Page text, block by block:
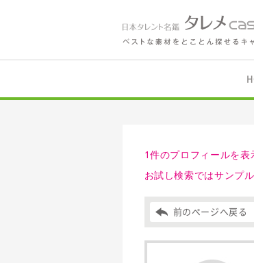
1件のプロフィールを表
お試し検索ではサンプ
前のページへ戻る